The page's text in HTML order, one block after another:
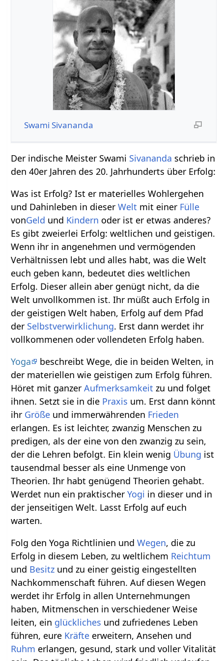
Swami Sivananda
Der indische Meister Swami Sivananda schrieb in
den 40er Jahren des 20. Jahrhunderts über Erfolg:
Was ist Erfolg? Ist er materielles Wohlergehen
und Dahinleben in dieserWelt mit einer Fülle
vonGeld und Kindern oder ist er etwas anderes?
Es gibt zweierlei Erfolg: weltlichen und geistigen.
Wenn ihr in angenehmen und vermögenden
Verhältnissen lebt und alles habt, was die Welt
euch geben kann, bedeutet dies weltlichen
Erfolg. Dieser allein aber genügt nicht, da die
Welt unvollkommen ist. Ihr müßt auch Erfolg in
der geistigen Welt haben, Erfolg auf dem Pfad
der Selbstverwirklichung. Erst dann werdet ihr
vollkommenen oder vollendeten Erfolg haben.
Yoga
beschreibt Wege, die in beiden Welten, in
der materiellen wie geistigen zum Erfolg führen.
Höret mit ganzerAufmerksamkeit zu und folget
ihnen. Setzt sie in die Praxis um. Erst dann könnt
ihr Größe und immerwährenden Frieden
erlangen. Es ist leichter, zwanzig Menschen zu
predigen, als der eine von den zwanzig zu sein,
der die Lehren befolgt. Ein klein wenig Übung ist
tausendmal besser als eine Unmenge von
Theorien. Ihr habt genügend Theorien gehabt.
Werdet nun ein praktischerYogi in dieser und in
der jenseitigen Welt. Lasst Erfolg auf euch
warten.
Folg den Yoga Richtlinien undWegen, die zu
Erfolg in diesem Leben, zu weltlichem Reichtum
und Besitz und zu einer geistig eingestellten
Nachkommenschaft führen. Auf diesen Wegen
werdet ihr Erfolg in allen Unternehmungen
haben, Mitmenschen in verschiedener Weise
leiten, ein glückliches und zufriedenes Leben
führen, eure Kräfte erweitern, Ansehen und
Ruhm erlangen, gesund, stark und voller Vitalität